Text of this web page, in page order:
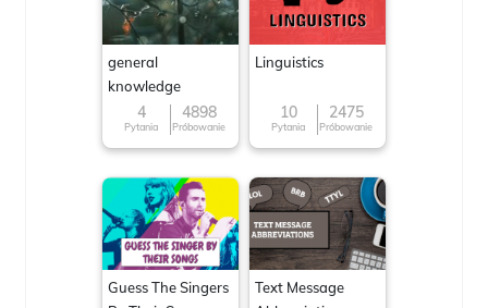
general
knowledge
4
Pytania
4898
Próbowanie
Linguistics
10
Pytania
2475
Próbowanie
Guess The Singers
Text Message